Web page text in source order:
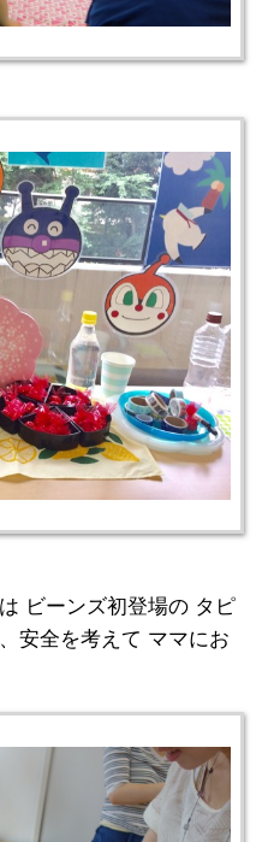
ビーンズ初登場の タピ
安全を考えて ママにお